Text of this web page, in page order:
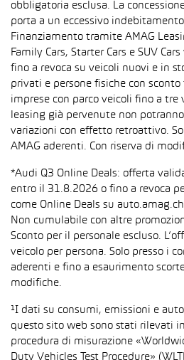
obbligatoria esclusa. La
porta a un eccessivo
Finanziamento tramite AMAG
Family Cars, Starter Cars e SUV
fino a revoca su veicoli nuovi e in
privati e persone fisiche con
imprese con parco veicoli fino a tre
leasing già pervenute non
variazioni con effetto retroattivo.
AMAG aderenti. Con riserva di
*Audi Q3 Online Deals: offerta
entro il 31.8.2026 o fino a revoca
come Online Deals su
Non cumulabile con altre
Sconto per il personale escluso.
veicolo per persona. Solo presso i
aderenti e fino a esaurimento
modifiche.
¹I dati su consumi, emissioni e
questo sito web sono stati rilevati
procedura di misurazione
Duty Vehicles Test Procedure»